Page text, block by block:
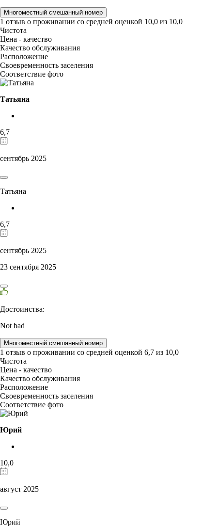
Многоместный смешанный номер
1 отзыв о проживании со средней оценкой 10,0 из 10,0
Чистота
Цена - качество
Качество обслуживания
Расположение
Своевременность заселения
Соответствие фото
Татьяна
6,7
сентябрь 2025
Татьяна
6,7
сентябрь 2025
23 сентября 2025
Достоинства:
Not bad
Многоместный смешанный номер
1 отзыв о проживании со средней оценкой 6,7 из 10,0
Чистота
Цена - качество
Качество обслуживания
Расположение
Своевременность заселения
Соответствие фото
Юрий
10,0
август 2025
Юрий